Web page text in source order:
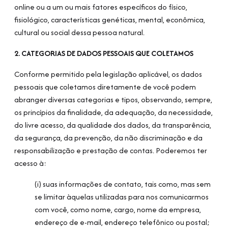
online ou a um ou mais fatores específicos do físico,
fisiológico, características genéticas, mental, econômica,
cultural ou social dessa pessoa natural.
2. CATEGORIAS DE DADOS PESSOAIS QUE COLETAMOS
Conforme permitido pela legislação aplicável, os dados
pessoais que coletamos diretamente de você podem
abranger diversas categorias e tipos, observando, sempre,
os princípios da finalidade, da adequação, da necessidade,
do livre acesso, da qualidade dos dados, da transparência,
da segurança, da prevenção, da não discriminação e da
responsabilização e prestação de contas. Poderemos ter
acesso à:
(i) suas informações de contato, tais como, mas sem
se limitar àquelas utilizadas para nos comunicarmos
com você, como nome, cargo, nome da empresa,
endereço de e-mail, endereço telefônico ou postal;